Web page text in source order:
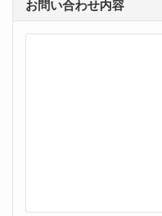
お問い合わせ内容